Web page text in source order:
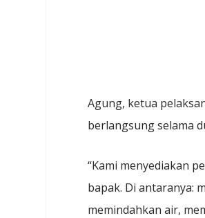
Agung, ketua
berlangsung selama
“Kami menyediakan
bapak. Di antaranya:
memindahkan air,